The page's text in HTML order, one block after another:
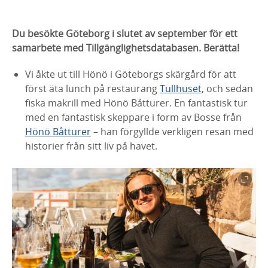
Du besökte Göteborg i slutet av september för ett
samarbete med Tillgänglighetsdatabasen. Berätta!
Vi åkte ut till Hönö i Göteborgs skärgård för att
först äta lunch på restaurangTullhuset, och sedan
fiska makrill med Hönö Båtturer. En fantastisk tur
med en fantastisk skeppare i form av Bosse från
Hönö Båtturer– han förgyllde verkligen resan med
historier från sitt liv på havet.